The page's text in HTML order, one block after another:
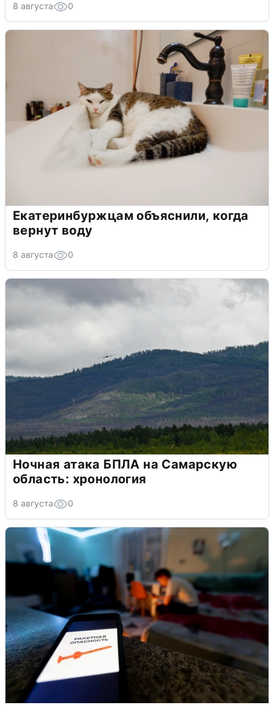
8 августа 0
Екатеринбуржцам объяснили, когда
вернут воду
8 августа 0
Ночная атака БПЛА на Самарскую
область: хронология
8 августа 0